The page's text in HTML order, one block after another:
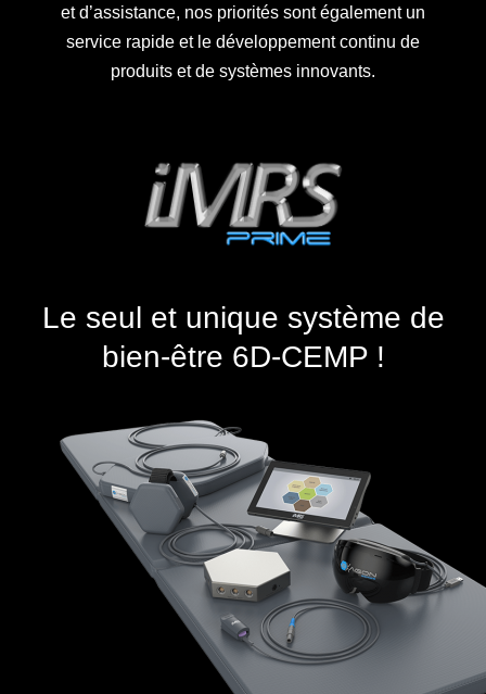
et d’assistance, nos priorités sont également un
service rapide et le développement continu de
produits et de systèmes innovants.
Le seul et unique système de
bien-être 6D-CEMP !